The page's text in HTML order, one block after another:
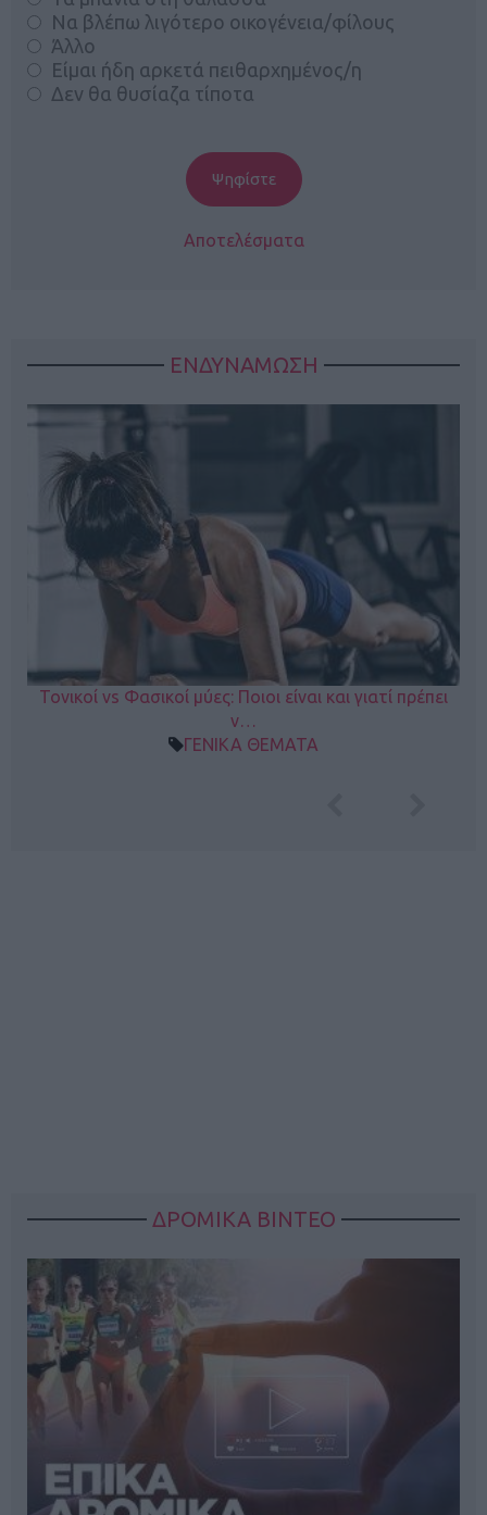
Να βλέπω λιγότερο οικογένεια/φίλους
Άλλο
Είμαι ήδη αρκετά πειθαρχημένος/η
Δεν θα θυσίαζα τίποτα
Αποτελέσματα
ΕΝΔΥΝΑΜΩΣΗ
Τονικοί vs Φασικοί μύες: Ποιοι είναι και γιατί πρέπει
ν…
ΓΕΝΙΚΑ ΘΕΜΑΤΑ
ΔΡΟΜΙΚΑ ΒΙΝΤΕΟ